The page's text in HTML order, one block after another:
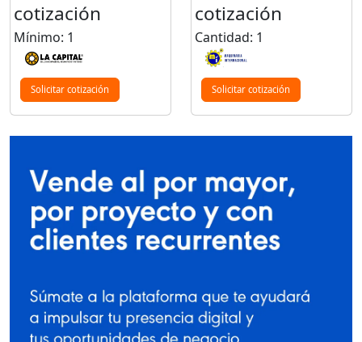
cotización
Mínimo: 1
Solicitar cotización
cotización
Cantidad: 1
Solicitar cotización